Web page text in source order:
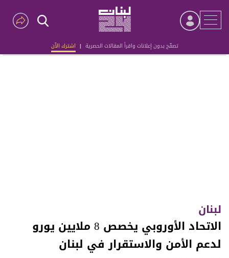
تصفّح بدون إعلانات واقرأ المقالات الحصرية | اشترك الآن
Advertisement
لبنان
الاتحاد الأوروبي يخصص 8 ملايين يورو
لدعم الأمن والاستقرار في لبنان